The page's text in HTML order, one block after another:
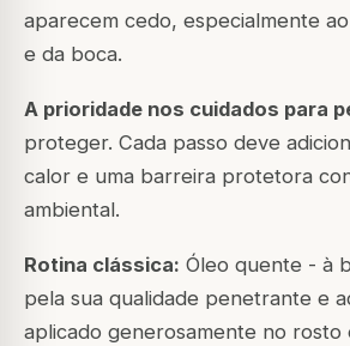
aparecem cedo, especialmente
e da boca.
A prioridade nos cuidados para
proteger. Cada passo deve
calor e uma barreira protetora
ambiental.
Rotina clássica: Óleo quente - à
pela sua qualidade penetrante e
aplicado generosamente no rosto